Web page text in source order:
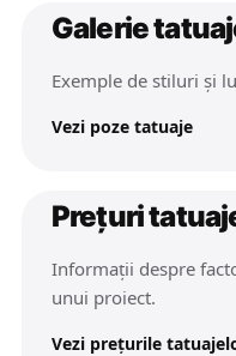
Galerie
Exemple de stiluri și
Vezi poze tatuaje
Prețuri
Informații despre
unui proiect.
Vezi prețurile